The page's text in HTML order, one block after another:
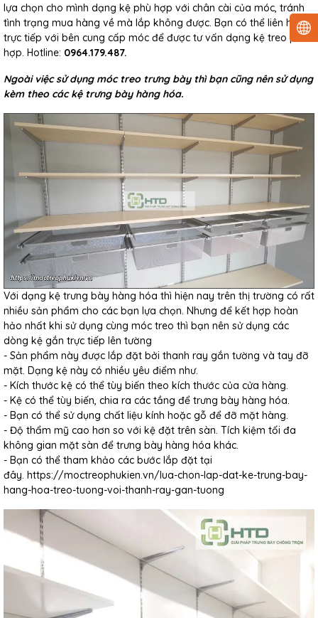
lựa chọn cho mình dạng kệ phù hợp với chân cài của móc, tránh
tình trạng mua hàng về mà lắp không được. Bạn có thể liên hệ
trực tiếp với bên cung cấp móc để được tư vấn dạng kệ treo phù
hợp. Hotline: 0964.179.487.
Ngoài việc sử dụng móc treo trưng bày thì bạn cũng nên sử dụng
kèm theo các kệ trưng bày hàng hóa.
Với dạng kệ trưng bày hàng hóa thì hiện nay trên thị trường có rất
nhiều sản phẩm cho các bạn lựa chọn. Nhưng để kết hợp hoàn
hảo nhất khi sử dụng cùng móc treo thì bạn nên sử dụng các
dòng kệ gắn trực tiếp lên tường
- Sản phẩm này được lắp đặt bởi thanh ray gắn tường và tay đỡ
mặt. Dạng kệ này có nhiều yêu điểm như.
- Kích thước kệ có thể tùy biến theo kích thước của cửa hàng.
- Kệ có thể tùy biến, chia ra các tầng để trưng bày hàng hóa.
- Bạn có thể sử dụng chất liệu kính hoặc gỗ để đỡ mặt hàng.
- Độ thẩm mỹ cao hơn so với kệ đặt trên sàn. Tích kiệm tối đa
không gian mặt sàn để trưng bày hàng hóa khác.
- Bạn có thể tham khảo các bước lắp đặt tại
đây. https://moctreophukien.vn/lua-chon-lap-dat-ke-trung-bay-
hang-hoa-treo-tuong-voi-thanh-ray-gan-tuong